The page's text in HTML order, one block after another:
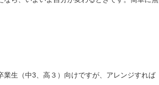
生（中3、高３）向けですが、アレンジすれば